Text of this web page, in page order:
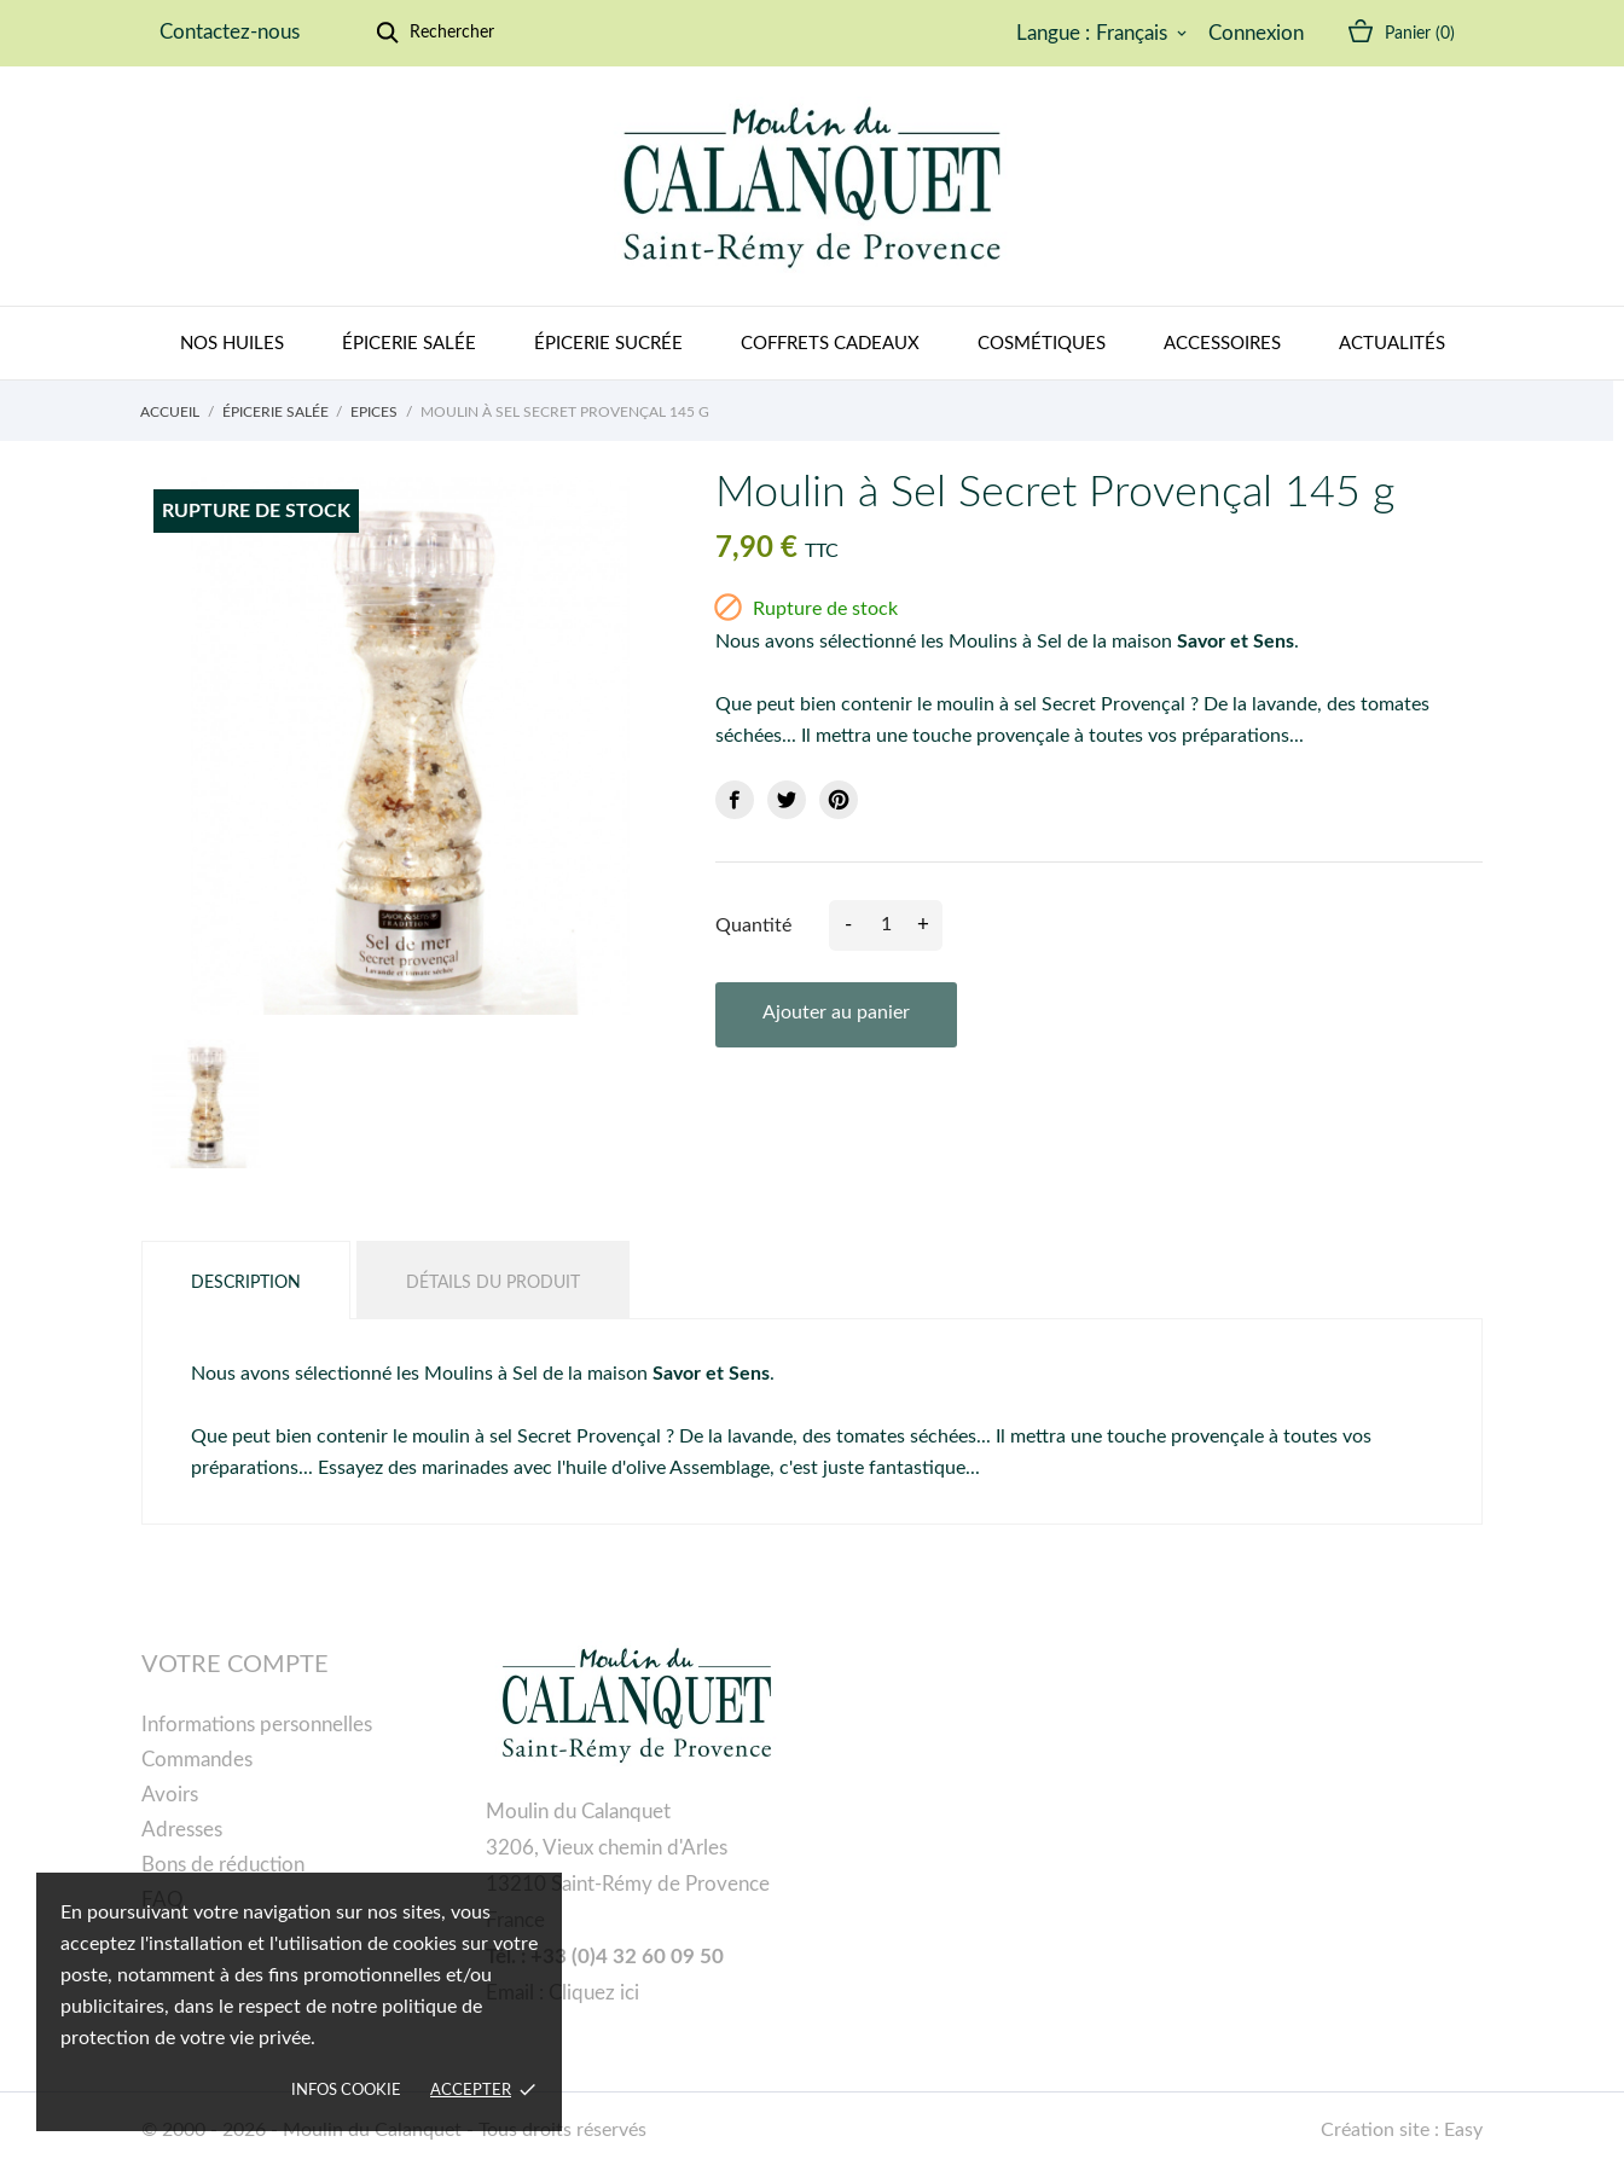
En poursuivant votre navigation sur nos sites, vous
acceptez l'installation et l'utilisation de cookies sur votre
poste, notamment à des fins promotionnelles et/ou
publicitaires, dans le respect de notre politique de
protection de votre vie privée.
INFOS COOKIE ACCEPTER done
Contactez-nous Rechercher Langue : Français keyboard_arrow_down Connexion Panier (0)
NOS HUILES ÉPICERIE SALÉE ÉPICERIE SUCRÉE COFFRETS CADEAUX COSMÉTIQUES ACCESSOIRES ACTUALITÉS
ACCUEIL ÉPICERIE SALÉE EPICES MOULIN À SEL SECRET PROVENÇAL 145 G
RUPTURE DE STOCK Moulin à Sel Secret Provençal 145 g
7,90 € TTC

Rupture de stock
Nous avons sélectionné les Moulins à Sel de la maison Savor et Sens.
Que peut bien contenir le moulin à sel Secret Provençal ? De la lavande, des tomates
séchées... Il mettra une touche provençale à toutes vos préparations...
Quantité - +
Ajouter au panier
DESCRIPTION DÉTAILS DU PRODUIT
Nous avons sélectionné les Moulins à Sel de la maison Savor et Sens.
Que peut bien contenir le moulin à sel Secret Provençal ? De la lavande, des tomates séchées... Il mettra une touche provençale à toutes vos
préparations... Essayez des marinades avec l'huile d'olive Assemblage, c'est juste fantastique...
VOTRE COMPTE
Informations personnelles
Commandes
Avoirs
Adresses
Bons de réduction
Moulin du Calanquet
3206, Vieux chemin d'Arles
13210 Saint-Rémy de Provence
France
Tél. : +33 (0)4 32 60 09 50
Cliquez ici
© 2000 - 2026 - Moulin du Calanquet - Tous droits réservés Création site : Easy